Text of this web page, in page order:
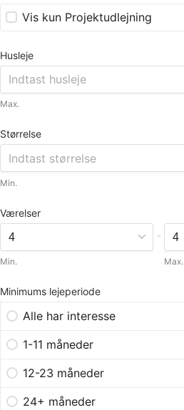
Vis kun Projektudlejning
Husleje
Max.
Størrelse
Min.
Værelser
Min.
-
Max.
Minimums lejeperiode
Alle har interesse
1-11 måneder
12-23 måneder
24+ måneder